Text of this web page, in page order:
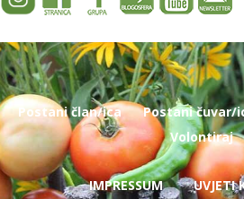
Postani član/ica Postani čuvar/
Volontiraj
IMPRESSUM UVJETI